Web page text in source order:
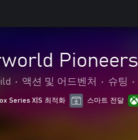
Pioneers
• 액션 및 어드벤처 • 슈팅 •
Series X|S 최적화 스마트 전달